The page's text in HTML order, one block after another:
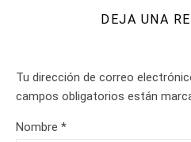
DEJA UNA
Tu dirección de correo
campos obligatorios están
Nombre *